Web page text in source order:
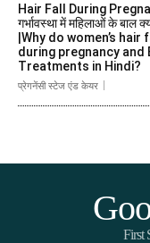
Hair Fall During
गर्भावस्था में महिलाओं के बाल
|Why do women’s hair
during pregnancy and
Treatments in Hindi?
प्रेगनेंसी स्टेज एंड केयर
First